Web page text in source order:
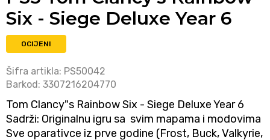
Six - Siege Deluxe Year 6
OCIJENI
Šifra artikla: PS50042
Barkod: 3307216204770
Tom Clancy"s Rainbow Six - Siege Deluxe Year 6
Sadrži: Originalnu igru sa svim mapama i modovima
Sve oparativce iz prve godine (Frost, Buck, Valkyrie,